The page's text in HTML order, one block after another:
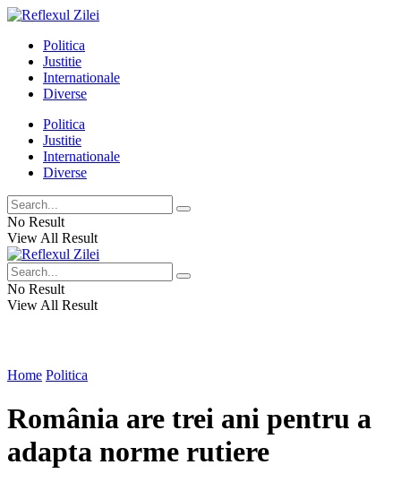
Politica
Justitie
Internationale
Diverse
Politica
Justitie
Internationale
Diverse
No Result
View All Result
No Result
View All Result
Home Politica
România are trei ani pentru a
adapta norme rutiere